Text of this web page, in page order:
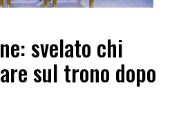
svelato chi
sul trono dopo